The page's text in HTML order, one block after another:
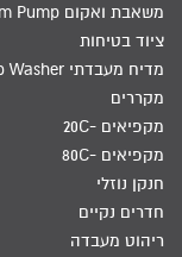
משאבת ואקום Vacuum Pump
ציוד בטיחות
מדיח מעבדתי Lab Washer
מקררים
מקפיאים -20C
מקפיאים -80C
חנקן נוזלי
חדרים נקיים
ריהוט מעבדה